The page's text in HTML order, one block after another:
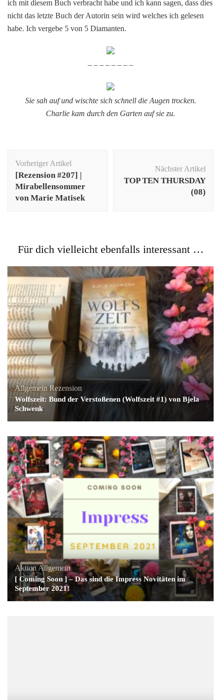
ich mit diesem Buch verbracht habe und ich kann sagen, dass dies
nicht das letzte Buch der Autorin sein wird welches ich gelesen
habe. Ich vergebe 5 von 5 Diamanten.
– – – – – – – –
Sie sah auf und wischte sich schnell die Augen trocken.
Charlie kam durch den Garten auf sie zu.
Vorheriger Artikel
[Rezension #207] |
Mirabellensommer
von Marie Matisek
Nächster Artikel
TOP TEN THURSDAY
(08)
Für dich vielleicht ebenfalls interessant …
Allgemein Rezension
Wolfszeit: Bund der Verstoßenen (Wolfszeit #1) von Bjela
Schwenk
AktionAllgemein
[ Coming Soon ] – Das sind die Impress Novitäten im
September 2021!